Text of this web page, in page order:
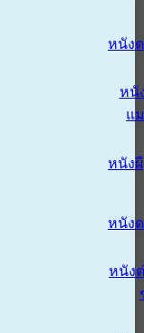
หนัง
หนั
แ
หนังผี
หนัง
หนัง